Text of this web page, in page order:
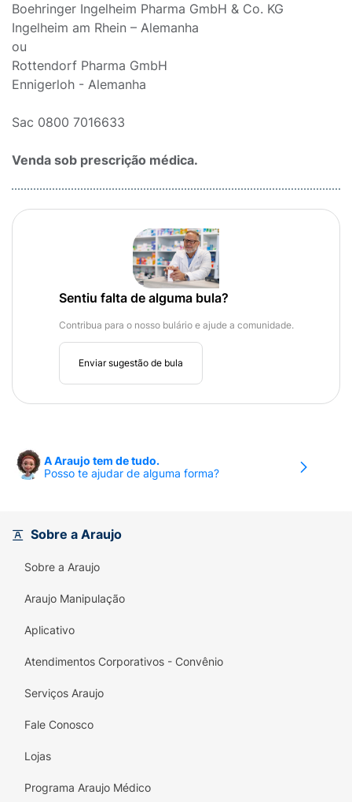
Boehringer Ingelheim Pharma GmbH & Co. KG
Ingelheim am Rhein – Alemanha
ou
Rottendorf Pharma GmbH
Ennigerloh - Alemanha
Sac 0800 7016633
Venda sob prescrição médica.
Sentiu falta de alguma bula?
Contribua para o nosso bulário e ajude a comunidade.
Enviar sugestão de bula
A Araujo tem de tudo.
Posso te ajudar de alguma forma?
Sobre a Araujo
Sobre a Araujo
Araujo Manipulação
Aplicativo
Atendimentos Corporativos - Convênio
Serviços Araujo
Fale Conosco
Lojas
Programa Araujo Médico